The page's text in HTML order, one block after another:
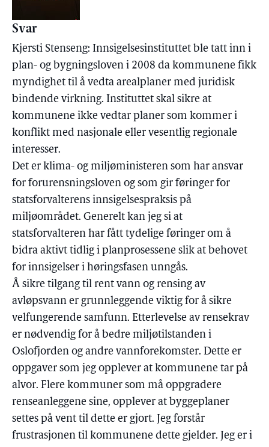
Svar
Kjersti Stenseng: Innsigelsesinstituttet ble tatt inn i
plan- og bygningsloven i 2008 da kommunene fikk
myndighet til å vedta arealplaner med juridisk
bindende virkning. Instituttet skal sikre at
kommunene ikke vedtar planer som kommer i
konflikt med nasjonale eller vesentlig regionale
interesser.
Det er klima- og miljøministeren som har ansvar
for forurensningsloven og som gir føringer for
statsforvalterens innsigelsespraksis på
miljøområdet. Generelt kan jeg si at
statsforvalteren har fått tydelige føringer om å
bidra aktivt tidlig i planprosessene slik at behovet
for innsigelser i høringsfasen unngås.
Å sikre tilgang til rent vann og rensing av
avløpsvann er grunnleggende viktig for å sikre
velfungerende samfunn. Etterlevelse av rensekrav
er nødvendig for å bedre miljøtilstanden i
Oslofjorden og andre vannforekomster. Dette er
oppgaver som jeg opplever at kommunene tar på
alvor. Flere kommuner som må oppgradere
renseanleggene sine, opplever at byggeplaner
settes på vent til dette er gjort. Jeg forstår
frustrasjonen til kommunene dette gjelder. Jeg er i